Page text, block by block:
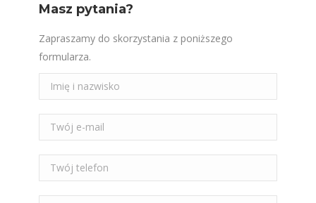
Masz pytania?
Zapraszamy do skorzystania z poniższego
formularza.